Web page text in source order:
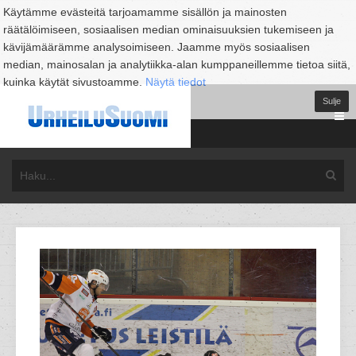
Käytämme evästeitä tarjoamamme sisällön ja mainosten
räätälöimiseen, sosiaalisen median ominaisuuksien tukemiseen ja
kävijämäärämme analysoimiseen. Jaamme myös sosiaalisen
median, mainosalan ja analytiikka-alan kumppaneillemme tietoa siitä,
kuinka käytät sivustoamme. Näytä tiedot
Sulje